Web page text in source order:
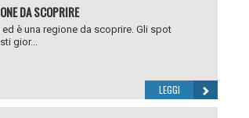
DA SCOPRIRE
è una regione da scoprire. Gli spot
gior...
LEGGI